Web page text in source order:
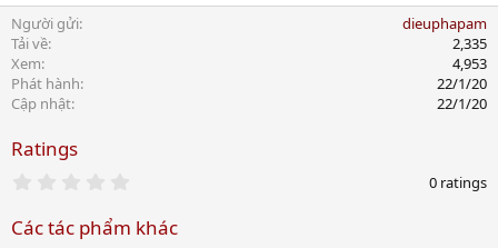
Người gửi
dieuphapam
Tải về
2,335
Xem
4,953
Phát hành
22/1/20
Cập nhật
22/1/20
Ratings
0
0 ratings
Các tác phẩm khác